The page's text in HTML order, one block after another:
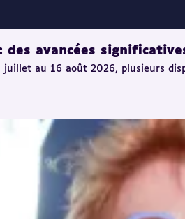
avancées
juillet au 16 août 2026, plusieurs